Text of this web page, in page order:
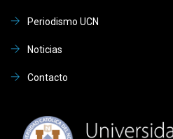
Periodismo UCN
Noticias
Contacto